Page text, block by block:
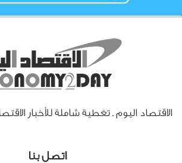
الاقتصاد اليوم ـ تغطية شاملة للأخبار
اتصل بنا